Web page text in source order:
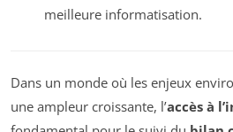
meilleure informatisation.
Dans un monde où les enjeux
une ampleur croissante, l’accès à